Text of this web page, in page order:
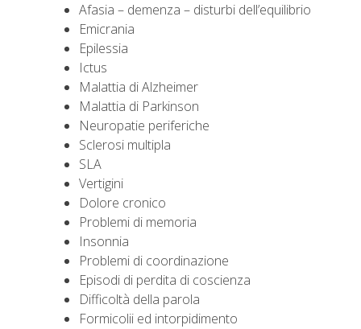
Afasia – demenza – disturbi dell’equilibrio
Emicrania
Epilessia
Ictus
Malattia di Alzheimer
Malattia di Parkinson
Neuropatie periferiche
Sclerosi multipla
SLA
Vertigini
Dolore cronico
Problemi di memoria
Insonnia
Problemi di coordinazione
Episodi di perdita di coscienza
Difficoltà della parola
Formicolii ed intorpidimento